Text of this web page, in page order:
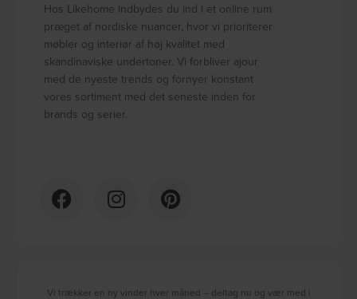
Hos Likehome indbydes du ind i et online rum
præget af nordiske nuancer, hvor vi prioriterer
møbler og interiør af høj kvalitet med
skandinaviske undertoner. Vi forbliver ajour
med de nyeste trends og fornyer konstant
vores sortiment med det seneste inden for
brands og serier.
Vi trækker en ny vinder hver måned – deltag nu og vær med i